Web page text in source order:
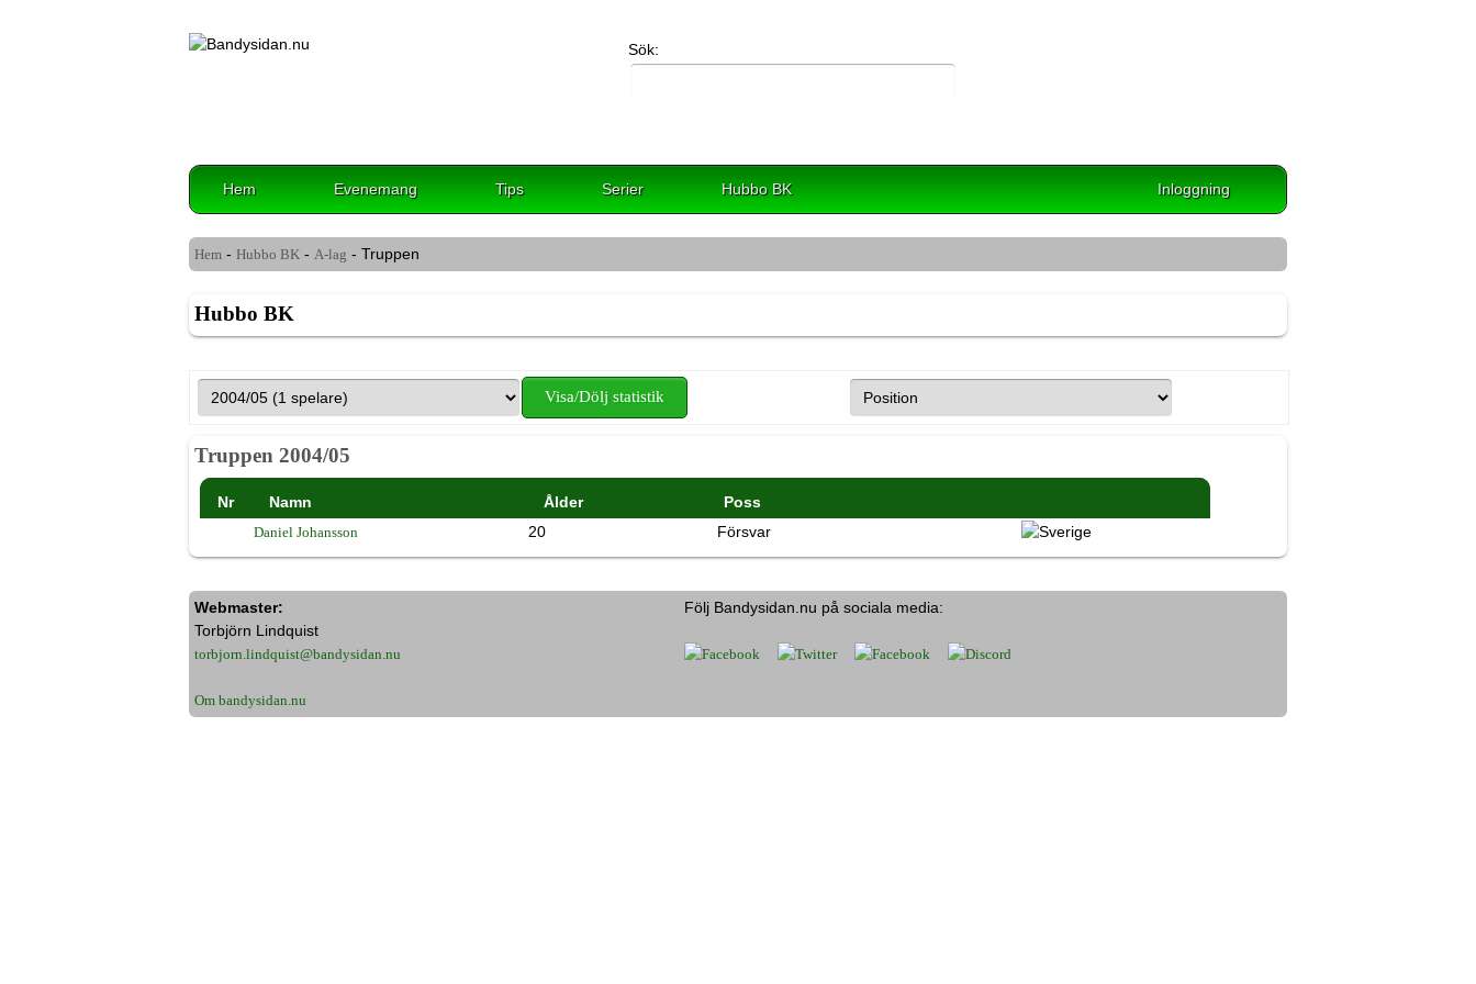
Sök:
Hem Evenemang Tips Serier Hubbo BK Inloggning
Hem - Hubbo BK - A-lag - Truppen
Hubbo BK
Visa/Dölj statistik
Truppen 2004/05
Nr Namn Ålder Poss
Daniel Johansson 20 Försvar
Webmaster:
Torbjörn Lindquist
torbjorn.lindquist@bandysidan.nu
Om bandysidan.nu
Följ Bandysidan.nu på sociala media: